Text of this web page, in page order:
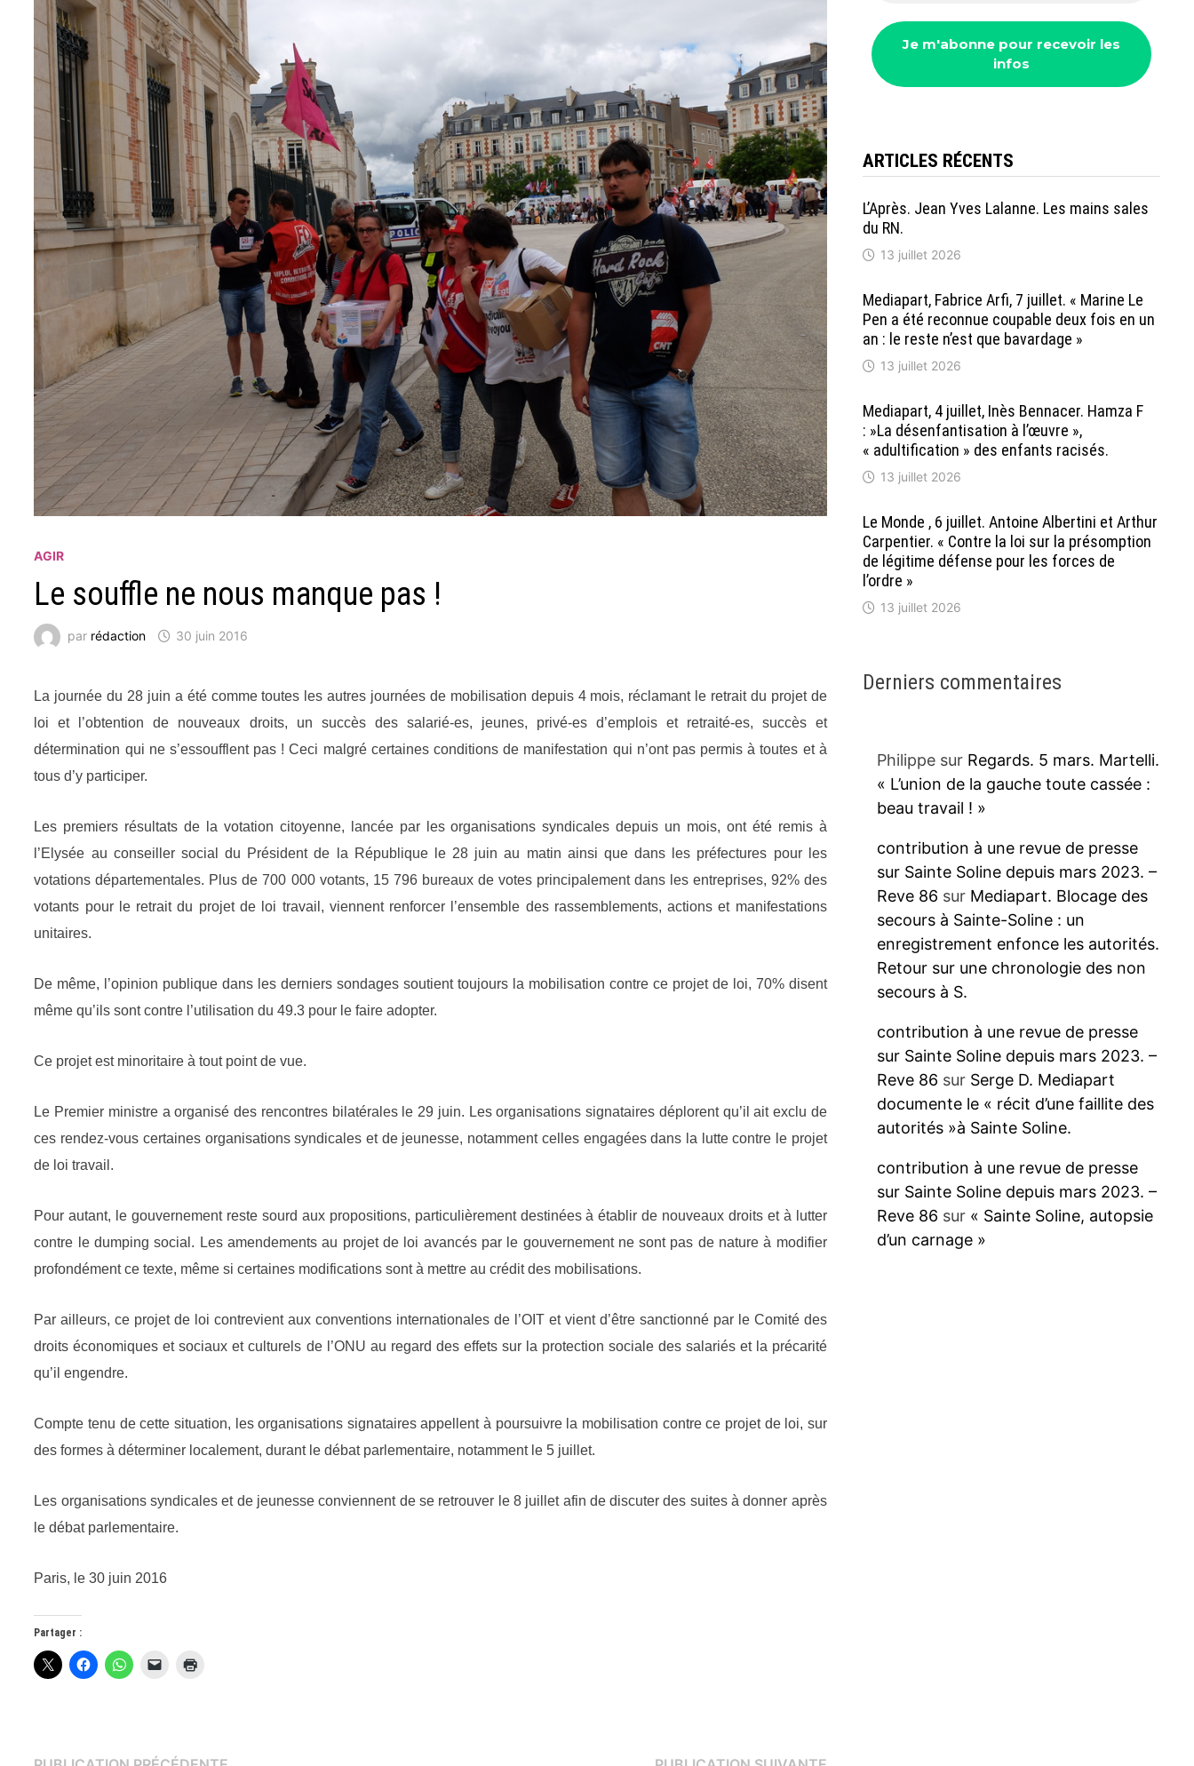
AGIR
Le souffle ne nous manque pas !
par rédaction 30 juin 2016
La journée du 28 juin a été comme toutes les autres journées de mobilisation depuis 4 mois, réclamant le retrait du projet de
loi et l’obtention de nouveaux droits, un succès des salarié-es, jeunes, privé-es d’emplois et retraité-es, succès et
détermination qui ne s’essoufflent pas ! Ceci malgré certaines conditions de manifestation qui n’ont pas permis à toutes et à
tous d’y participer.
Les premiers résultats de la votation citoyenne, lancée par les organisations syndicales depuis un mois, ont été remis à
l’Elysée au conseiller social du Président de la République le 28 juin au matin ainsi que dans les préfectures pour les
votations départementales. Plus de 700 000 votants, 15 796 bureaux de votes principalement dans les entreprises, 92% des
votants pour le retrait du projet de loi travail, viennent renforcer l’ensemble des rassemblements, actions et manifestations
unitaires.
De même, l’opinion publique dans les derniers sondages soutient toujours la mobilisation contre ce projet de loi, 70% disent
même qu’ils sont contre l’utilisation du 49.3 pour le faire adopter.
Ce projet est minoritaire à tout point de vue.
Le Premier ministre a organisé des rencontres bilatérales le 29 juin. Les organisations signataires déplorent qu’il ait exclu de
ces rendez-vous certaines organisations syndicales et de jeunesse, notamment celles engagées dans la lutte contre le projet
de loi travail.
Pour autant, le gouvernement reste sourd aux propositions, particulièrement destinées à établir de nouveaux droits et à lutter
contre le dumping social. Les amendements au projet de loi avancés par le gouvernement ne sont pas de nature à modifier
profondément ce texte, même si certaines modifications sont à mettre au crédit des mobilisations.
Par ailleurs, ce projet de loi contrevient aux conventions internationales de l’OIT et vient d’être sanctionné par le Comité des
droits économiques et sociaux et culturels de l’ONU au regard des effets sur la protection sociale des salariés et la précarité
qu’il engendre.
Compte tenu de cette situation, les organisations signataires appellent à poursuivre la mobilisation contre ce projet de loi, sur
des formes à déterminer localement, durant le débat parlementaire, notamment le 5 juillet.
Les organisations syndicales et de jeunesse conviennent de se retrouver le 8 juillet afin de discuter des suites à donner après
le débat parlementaire.
Paris, le 30 juin 2016
Partager :
ARTICLES RÉCENTS
L’Après. Jean Yves Lalanne. Les mains sales
du RN.
13 juillet 2026
Mediapart, Fabrice Arfi, 7 juillet. « Marine Le
Pen a été reconnue coupable deux fois en un
an : le reste n’est que bavardage »
13 juillet 2026
Mediapart, 4 juillet, Inès Bennacer. Hamza F
: »La désenfantisation à l’œuvre »,
« adultification » des enfants racisés.
13 juillet 2026
Le Monde , 6 juillet. Antoine Albertini et Arthur
Carpentier. « Contre la loi sur la présomption
de légitime défense pour les forces de
l’ordre »
13 juillet 2026
Derniers commentaires
Philippesur Regards. 5 mars. Martelli.
« L’union de la gauche toute cassée :
beau travail ! »
contribution à une revue de presse
sur Sainte Soline depuis mars 2023. –
Reve 86 sur Mediapart. Blocage des
secours à Sainte-Soline : un
enregistrement enfonce les autorités.
Retour sur une chronologie des non
secours à S.
contribution à une revue de presse
sur Sainte Soline depuis mars 2023. –
Reve 86 sur Serge D. Mediapart
documente le « récit d’une faillite des
autorités »à Sainte Soline.
contribution à une revue de presse
sur Sainte Soline depuis mars 2023. –
Reve 86 sur « Sainte Soline, autopsie
d’un carnage »